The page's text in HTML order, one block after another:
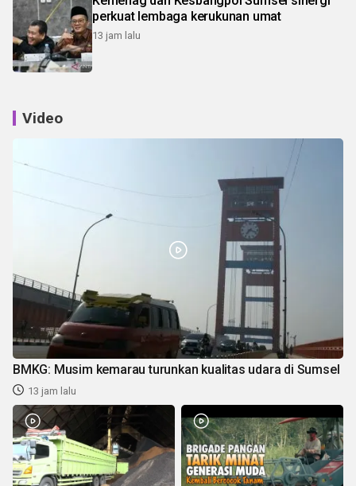
perkuat lembaga kerukunan umat
13 jam lalu
Video
BMKG: Musim kemarau turunkan kualitas udara di Sumsel
13 jam lalu